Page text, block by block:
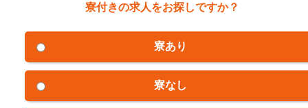
寮付きの求人をお探しですか？
寮あり
寮なし